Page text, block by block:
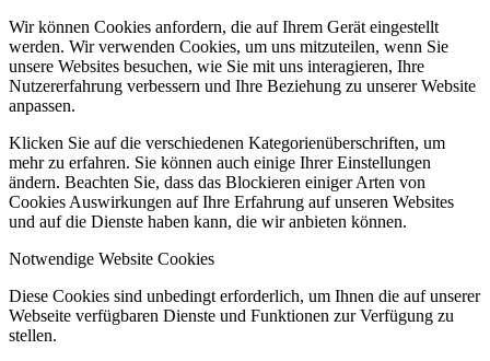
Wir können Cookies anfordern, die auf Ihrem Gerät eingestellt
werden. Wir verwenden Cookies, um uns mitzuteilen, wenn Sie
unsere Websites besuchen, wie Sie mit uns interagieren, Ihre
Nutzererfahrung verbessern und Ihre Beziehung zu unserer Website
anpassen.
Klicken Sie auf die verschiedenen Kategorienüberschriften, um
mehr zu erfahren. Sie können auch einige Ihrer Einstellungen
ändern. Beachten Sie, dass das Blockieren einiger Arten von
Cookies Auswirkungen auf Ihre Erfahrung auf unseren Websites
und auf die Dienste haben kann, die wir anbieten können.
Notwendige Website Cookies
Diese Cookies sind unbedingt erforderlich, um Ihnen die auf unserer
Webseite verfügbaren Dienste und Funktionen zur Verfügung zu
stellen.